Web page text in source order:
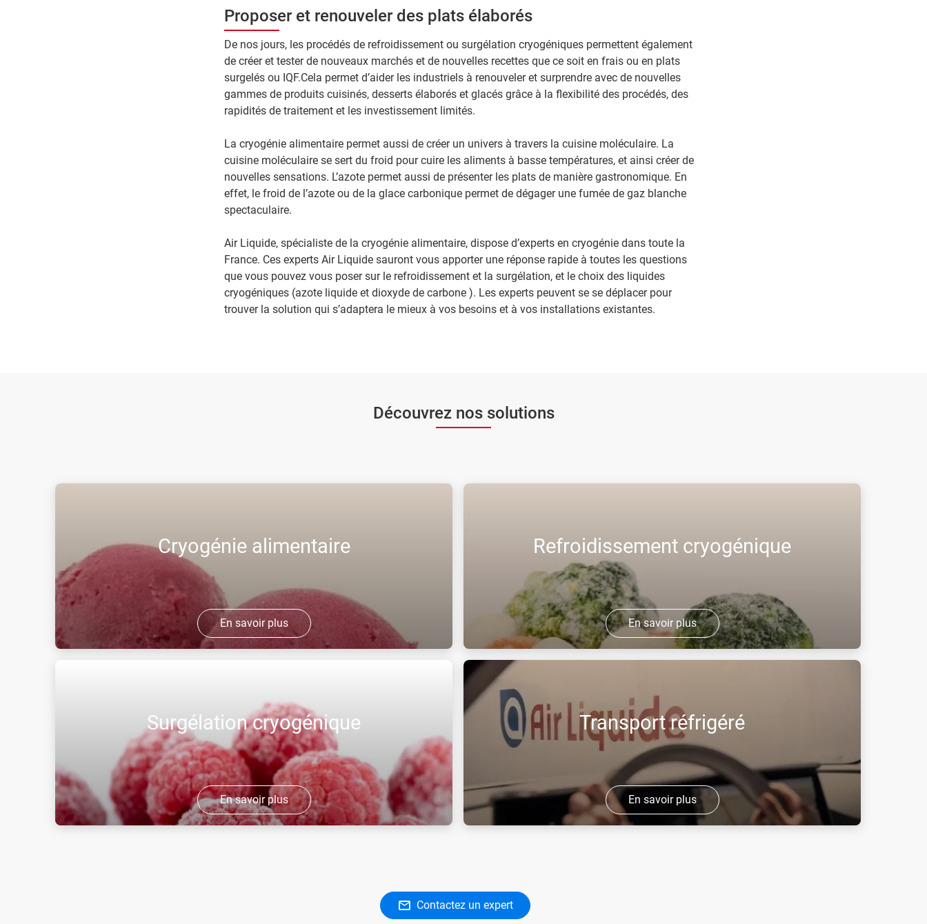
Proposer et renouveler des plats élaborés
De nos jours, les procédés de refroidissement ou surgélation cryogéniques permettent également
de créer et tester de nouveaux marchés et de nouvelles recettes que ce soit en frais ou en plats
surgelés ou IQF.Cela permet d’aider les industriels à renouveler et surprendre avec de nouvelles
gammes de produits cuisinés, desserts élaborés et glacés grâce à la flexibilité des procédés, des
rapidités de traitement et les investissement limités.
La cryogénie alimentaire permet aussi de créer un univers à travers la cuisine moléculaire. La
cuisine moléculaire se sert du froid pour cuire les aliments à basse températures, et ainsi créer de
nouvelles sensations. L’azote permet aussi de présenter les plats de manière gastronomique. En
effet, le froid de l’azote ou de la glace carbonique permet de dégager une fumée de gaz blanche
spectaculaire.
Air Liquide, spécialiste de la cryogénie alimentaire, dispose d’experts en cryogénie dans toute la
France. Ces experts Air Liquide sauront vous apporter une réponse rapide à toutes les questions
que vous pouvez vous poser sur le refroidissement et la surgélation, et le choix des liquides
cryogéniques (azote liquide et dioxyde de carbone ). Les experts peuvent se se déplacer pour
trouver la solution qui s’adaptera le mieux à vos besoins et à vos installations existantes.
Découvrez nos solutions
Cryogénie alimentaire
En savoir plus
Refroidissement cryogénique
En savoir plus
Avec Air Liquide, bénéficiez de solutions de refroidissement cryogénique
complètes et adaptées à votre process de fabrication, associant le gaz,
l’équipement et l’expertise techniq ...
Surgélation cryogénique
En savoir plus
Transport réfrigéré
En savoir plus
Contactez un expert